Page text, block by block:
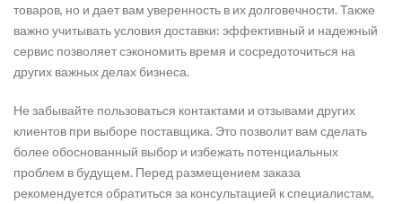
товаров, но и дает вам уверенность в их долговечности. Также
важно учитывать условия доставки: эффективный и надежный
сервис позволяет сэкономить время и сосредоточиться на
других важных делах бизнеса.
Не забывайте пользоваться контактами и отзывами других
клиентов при выборе поставщика. Это позволит вам сделать
более обоснованный выбор и избежать потенциальных
проблем в будущем. Перед размещением заказа
рекомендуется обратиться за консультацией к специалистам,